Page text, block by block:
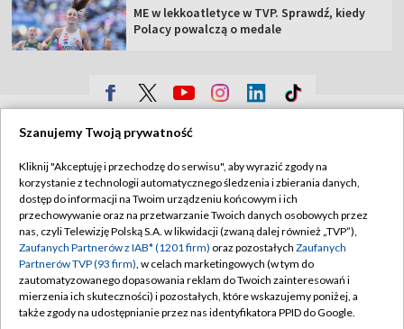
ME w lekkoatletyce w TVP. Sprawdź, kiedy
Polacy powalczą o medale
Sklep TVP
Biuro Reklamy
Oferta Handlowa
Telegazeta ogłoszenia
Emisja w TVP
Polityka prywatności
Moje zgody
Biuro reklamy
Kontakt
Szanujemy Twoją prywatność
Kliknij "Akceptuję i przechodzę do serwisu", aby wyrazić zgody na
korzystanie z technologii automatycznego śledzenia i zbierania danych,
dostęp do informacji na Twoim urządzeniu końcowym i ich
przechowywanie oraz na przetwarzanie Twoich danych osobowych przez
nas, czyli Telewizję Polską S.A. w likwidacji (zwaną dalej również „TVP”),
Zaufanych Partnerów z IAB* (1201 firm) oraz pozostałych Zaufanych
Partnerów TVP (93 firm), w celach marketingowych (w tym do
zautomatyzowanego dopasowania reklam do Twoich zainteresowań i
mierzenia ich skuteczności) i pozostałych, które wskazujemy poniżej, a
także zgody na udostępnianie przez nas identyfikatora PPID do Google.